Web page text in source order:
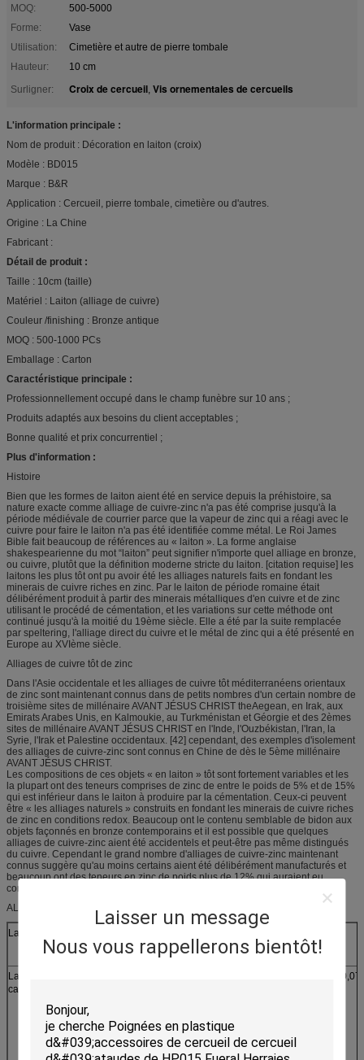
Laisser un message
Nous vous rappellerons bientôt!
MOQ:
500-5000
Forme:
Vase
Utilisation:
Cimetière et autre de pierre tombale
Hauteur:
10 cm
Surligner:
Croix de cercueil, Vis ornementales de cercueils
L'information principale :
Nom de produit : Décoration en laiton (croix)
Modèle : BD015
Marque : B&R
Application : Cercueil, pierre tombale, cimetière ou d'autres.
Origine : La Chine
Fabricant :
Détail de produit :
Taille : 10cm (taille)
Matériel : Laiton (alliage de cuivre)
Couleur /finishing : Bronze antique
MOQ : 500-1000 PCs
Emballage : Carton
Caractéristique principale :
Professionnellement occupé dans le champ funèbre sur 10 ans ;
Produits adaptés aux besoins du client acceptables ;
Bonne qualité et prix concurrentiel ;
Plus d'information :
Histoire
Bien que les formes de laiton aient été en service depuis la préhistoire, sa
nature exacte comme alliage de cuivre-zinc n'a pas été comprise jusqu'à la
période médiévale de courrier parce que la vapeur de zinc qui a réagi avec le
cuivre pour faire le laiton n'a pas été identifiée comme métal. Le Roi James
Bible fait beaucoup de références au « laiton ». La forme anglaise
shakespearienne du mot “laiton” peut signifier n'importe quel alliage en bronze,
ou cuivre, plutôt que la définition moderne stricte du laiton. [citation requise] les
laitons les plus tôt ont pu avoir été les alliages naturels faits en fondant les
minerais de cuivre riches en zinc. Par le laiton de période romaine était
délibérément produit à partir des minerais métalliques d'en cuivre et de zinc
utilisant le procédé de cémentation, et les variations sur cette méthode ont
continué jusqu'à la moitié du 19ème siècle. Elle a été par la suite remplacée
par speltering, l'alliage direct du cuivre et le métal de zinc qui a été présenté en
Europe au XVIème siècle.
Alliages de cuivre tôt de zinc
Dans l'Asie occidentale et les alliages de cuivre tôt méditerranéens orientaux
de zinc sont maintenant connus dans de petits nombres d'un certain nombre de
troisième sites de millénaire AVANT JÉSUS CHRIST theAegean, en Irak, aux
Emirats Arabes Unis, en Kalmoukie, au Turkménistan et Géorgie et des 2èmes
sites de millénaire AVANT JÉSUS CHRIST en l'Inde, l'Ouzbékistan, l'Iran, la
Syrie, l'Irak et Palestine occidentaux. [42] cependant, des exemples d'isolement
des alliages de cuivre-zinc sont connus en Chine de dès le 5ème millénaire
AVANT JÉSUS CHRIST.
Les compositions de ces objets « en laiton » tôt sont fortement variables et les
la plupart ont des teneurs comprises de zinc de entre le poids de 5% et de 15%
qui est inférieur dans le laiton à produire par la cémentation. Ceux-ci peuvent
être « les alliages naturels » construits en fondant les minerais de cuivre riches
de zinc en conditions redox. Beaucoup ont le contenu semblable de bidon aux
objets façonnés en bronze contemporains et il est possible que quelques
alliages de cuivre-zinc aient été accidentels et peut-être pas même distingués
du cuivre. Cependant le grand nombre d'alliages de cuivre-zinc maintenant
connus suggère qu'au moins certains aient été délibérément manufacturés et
beaucoup ont des teneurs en zinc de poids plus de 12% qui auraient eu
comme conséquence une couleur d'or distinctive.
ALLIAGES EN LAITON
Laiton arsenical
Laiton de
cartouche (C260)
≤ 0,07